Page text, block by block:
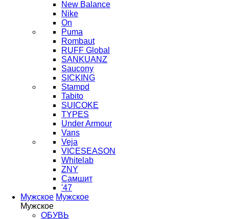
New Balance
Nike
On
Puma
Rombaut
RUFF Global
SANKUANZ
Saucony
SICKING
Stampd
Tabito
SUICOKE
TYPES
Under Armour
Vans
Veja
VICESEASON
Whitelab
ZNY
Самшит
'47
Мужское Мужское
Мужское
ОБУВЬ